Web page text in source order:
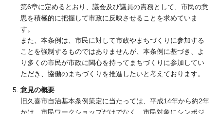
第6章に定めるとおり、議会及び議員の責務として、市民の意
思を積極的に把握して市政に反映させることを求めていま
す。
また、本条例は、市民に対して市政やまちづくりに参加する
ことを強制するものではありませんが、本条例に基づき、よ
り多くの市民が市政に関心を持ってまちづくりに参加してい
ただき、協働のまちづくりを推進したいと考えております。
意見の概要
旧久喜市自治基本条例策定に当たっては、平成14年から約2年
かけ、市民ワークショップだけでなく、市民対象にシンポジ